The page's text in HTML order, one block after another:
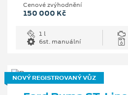
Cenové zvýhodnění
150 000 Kč
1 l
6st. manuální
NOVÝ REGISTROVANÝ VŮZ